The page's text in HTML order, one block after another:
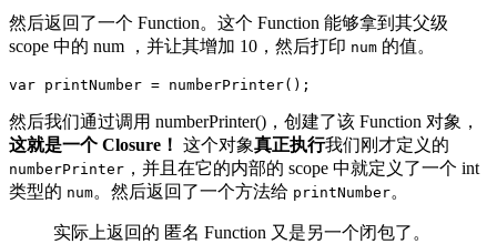
然后返回了一个 Function。这个 Function 能够拿到其父级
scope 中的 num ，并让其增加 10，然后打印 num 的值。
var printNumber = numberPrinter();
然后我们通过调用 numberPrinter()，创建了该 Function 对象，
这就是一个 Closure！ 这个对象真正执行我们刚才定义的
numberPrinter ，并且在它的内部的 scope 中就定义了一个 int
类型的 num。然后返回了一个方法给 printNumber。
实际上返回的 匿名 Function 又是另一个闭包了。